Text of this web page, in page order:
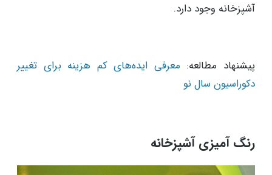
آشپزخانه وجود دارد.
پیشنهاد مطالعه: معرفی ایده‌های کم هزینه برای تغییر
دکوراسیون سال نو
رنگ آمیزی آشپزخانه